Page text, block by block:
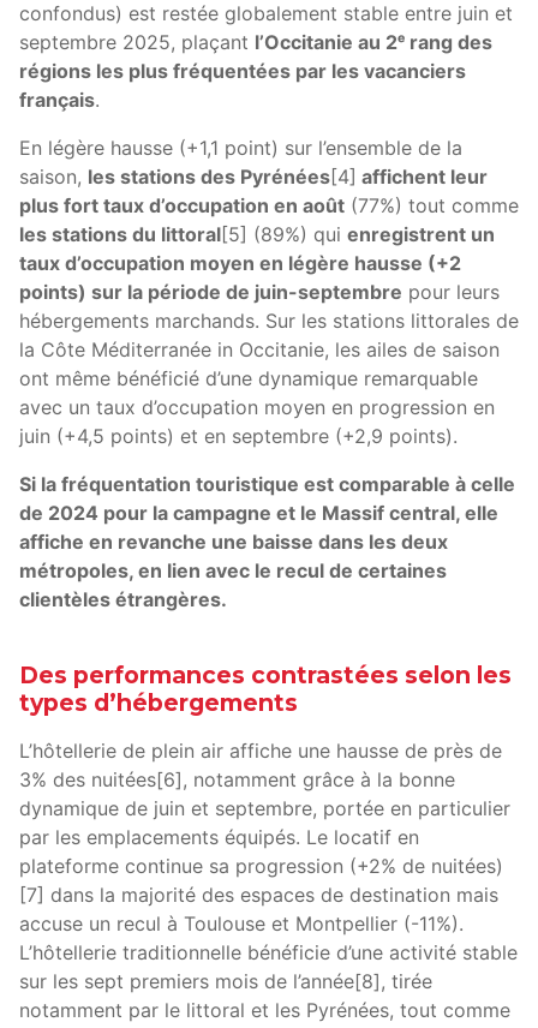
confondus) est restée globalement stable entre juin et
septembre 2025, plaçant l’Occitanie au 2ᵉ rang des
régions les plus fréquentées par les vacanciers
français.
En légère hausse (+1,1 point) sur l’ensemble de la
saison, les stations des Pyrénées[4] affichent leur
plus fort taux d’occupation en août (77%) tout comme
les stations du littoral[5] (89%) qui enregistrent un
taux d’occupation moyen en légère hausse (+2
points) sur la période de juin-septembre pour leurs
hébergements marchands. Sur les stations littorales de
la Côte Méditerranée in Occitanie, les ailes de saison
ont même bénéficié d’une dynamique remarquable
avec un taux d’occupation moyen en progression en
juin (+4,5 points) et en septembre (+2,9 points).
Si la fréquentation touristique est comparable à celle
de 2024 pour la campagne et le Massif central, elle
affiche en revanche une baisse dans les deux
métropoles, en lien avec le recul de certaines
clientèles étrangères.
Des performances contrastées selon les
types d’hébergements
L’hôtellerie de plein air affiche une hausse de près de
3% des nuitées[6], notamment grâce à la bonne
dynamique de juin et septembre, portée en particulier
par les emplacements équipés. Le locatif en
plateforme continue sa progression (+2% de nuitées)
[7] dans la majorité des espaces de destination mais
accuse un recul à Toulouse et Montpellier (-11%).
L’hôtellerie traditionnelle bénéficie d’une activité stable
sur les sept premiers mois de l’année[8], tirée
notamment par le littoral et les Pyrénées, tout comme